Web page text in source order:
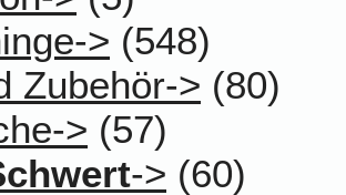
> (548)
Zubehör-> (80)
> (57)
-> (60)